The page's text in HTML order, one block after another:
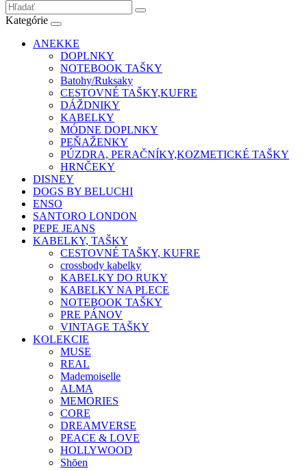
Kategórie
ANEKKE
DOPLNKY
NOTEBOOK TAŠKY
Batohy/Ruksaky
CESTOVNÉ TAŠKY,KUFRE
DÁŽDNIKY
KABELKY
MÓDNE DOPLNKY
PEŇAŽENKY
PÚZDRA, PERAČNÍKY,KOZMETICKÉ TAŠKY
HRNČEKY
DISNEY
DOGS BY BELUCHI
ENSO
SANTORO LONDON
PEPE JEANS
KABELKY, TAŠKY
CESTOVNÉ TAŠKY, KUFRE
crossbody kabelky
KABELKY DO RUKY
KABELKY NA PLECE
NOTEBOOK TAŠKY
PRE PÁNOV
VINTAGE TAŠKY
KOLEKCIE
MUSE
REAL
Mademoiselle
ALMA
MEMORIES
CORE
DREAMVERSE
PEACE & LOVE
HOLLYWOOD
Shōen